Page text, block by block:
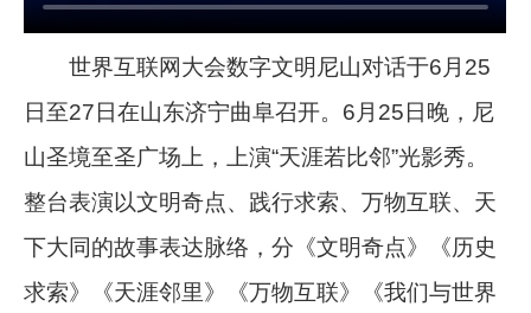
世界互联网大会数字文明尼山对话于6月25
日至27日在山东济宁曲阜召开。6月25日晚，尼
山圣境至圣广场上，上演“天涯若比邻”光影秀。
整台表演以文明奇点、践行求索、万物互联、天
下大同的故事表达脉络，分《文明奇点》《历史
求索》《天涯邻里》《万物互联》《我们与世界